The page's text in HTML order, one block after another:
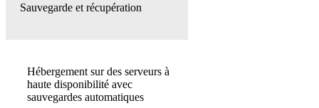
Sauvegarde et récupération
Hébergement sur des serveurs à
haute disponibilité avec
sauvegardes automatiques